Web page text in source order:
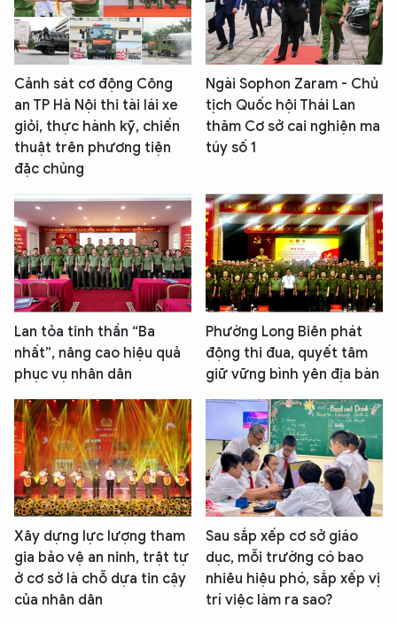
Cảnh sát cơ động Công
an TP Hà Nội thi tài lái xe
giỏi, thực hành kỹ, chiến
thuật trên phương tiện
đặc chủng
Ngài Sophon Zaram - Chủ
tịch Quốc hội Thái Lan
thăm Cơ sở cai nghiện ma
túy số 1
Lan tỏa tinh thần “Ba
nhất”, nâng cao hiệu quả
phục vụ nhân dân
Phường Long Biên phát
động thi đua, quyết tâm
giữ vững bình yên địa bàn
Xây dựng lực lượng tham
gia bảo vệ an ninh, trật tự
ở cơ sở là chỗ dựa tin cậy
của nhân dân
Sau sắp xếp cơ sở giáo
dục, mỗi trường có bao
nhiêu hiệu phó, sắp xếp vị
trí việc làm ra sao?